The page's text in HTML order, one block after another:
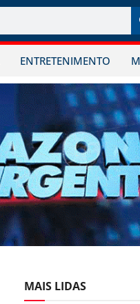
ENTRETENIMENTO
MAIS LIDAS